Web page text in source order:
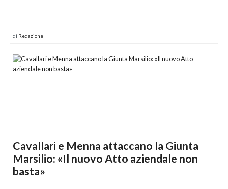
di Redazione
Cavallari e Menna attaccano la Giunta
Marsilio: «Il nuovo Atto aziendale non
basta»